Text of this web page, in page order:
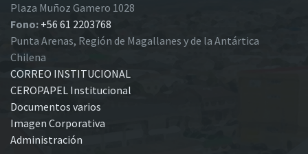
Plaza Muñoz Gamero 1028
Fono: +56 61 2203768
Punta Arenas, Región de Magallanes y de la Antártica
Chilena
CORREO INSTITUCIONAL
CEROPAPEL Institucional
Documentos varios
Imagen Corporativa
Administración